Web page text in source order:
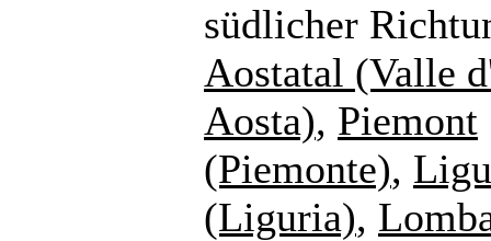
südlicher
Aostatal (Valle
Aosta), Piemont
(Piemonte),
(Liguria),